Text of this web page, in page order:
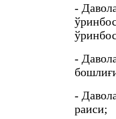
-
-
-
раиси;